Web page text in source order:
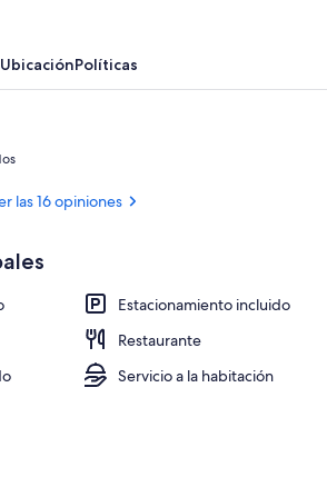
Terraza o patio
UbicaciónPolíticas
las 16 opiniones
Estacionamiento incluido
Restaurante
Servicio a la habitación